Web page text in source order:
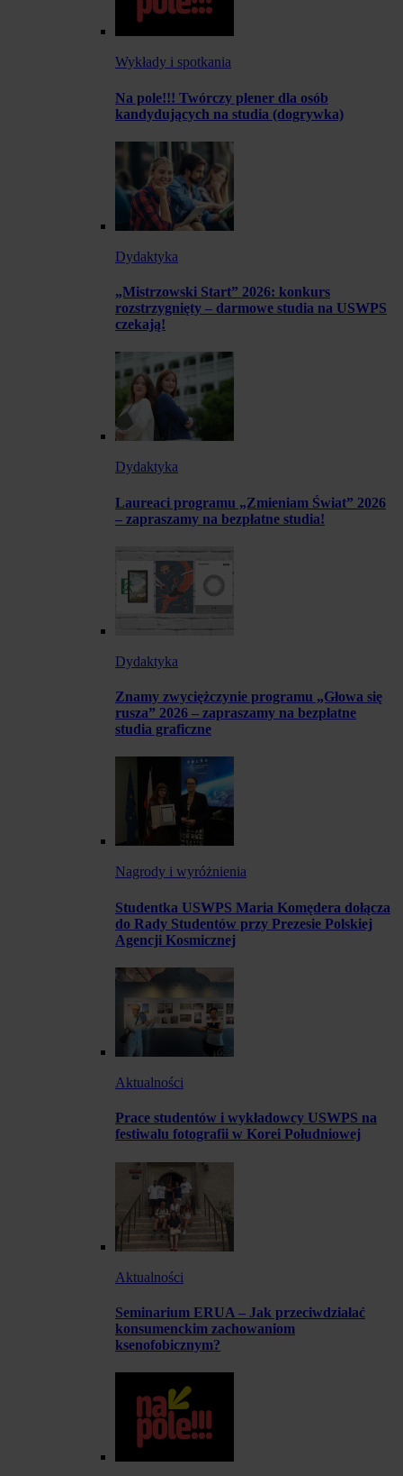
Wykłady i spotkania
Na pole!!! Twórczy plener dla osób
kandydujących na studia (dogrywka)
Dydaktyka
„Mistrzowski Start” 2026: konkurs
rozstrzygnięty – darmowe studia na USWPS
czekają!
Dydaktyka
Laureaci programu „Zmieniam Świat” 2026
– zapraszamy na bezpłatne studia!
Dydaktyka
Znamy zwyciężczynie programu „Głowa się
rusza” 2026 – zapraszamy na bezpłatne
studia graficzne
Nagrody i wyróżnienia
Studentka USWPS Maria Komędera dołącza
do Rady Studentów przy Prezesie Polskiej
Agencji Kosmicznej
Aktualności
Prace studentów i wykładowcy USWPS na
festiwalu fotografii w Korei Południowej
Aktualności
Seminarium ERUA – Jak przeciwdziałać
konsumenckim zachowaniom
ksenofobicznym?